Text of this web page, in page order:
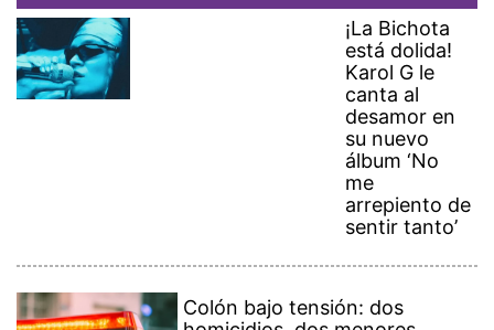
¡La Bichota
está dolida!
Karol G le
canta al
desamor en
su nuevo
álbum ‘No
me
arrepiento de
sentir tanto’
Colón bajo tensión: dos